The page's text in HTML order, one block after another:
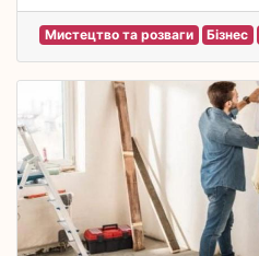
Мистецтво та розваги Бізнес